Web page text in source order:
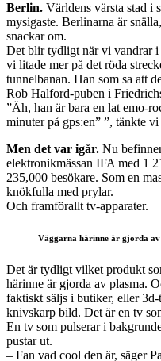
Berlin. Världens värsta stad i
mysigaste. Berlinarna är
snackar om.
Det blir tydligt när vi vandrar
vi litade mer på det röda
tunnelbanan. Han som sa att
Rob Halford-puben i
”Äh, han är bara en lat emo-
minuter på gps:en” ”, tänkte
Men det var igår. Nu
elektronikmässan IFA med 1
235,000 besökare. Som en
knökfulla med prylar.
Och framförallt tv-apparater.
Väggarna härinne är gjorda av
Det är tydligt vilket produkt
härinne är gjorda av plasma.
faktiskt säljs i butiker, eller
knivskarp bild. Det är en tv
En tv som pulserar i
pustar ut.
– Fan vad cool den är, säger